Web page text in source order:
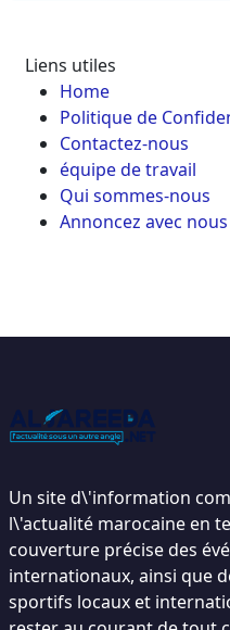
Liens utiles
Home
Politique de
Contactez-nous
équipe de travail
Qui sommes-nous
Annoncez avec nous
Un site d\'information
l\'actualité marocaine en
couverture précise des
internationaux, ainsi que
sportifs locaux et